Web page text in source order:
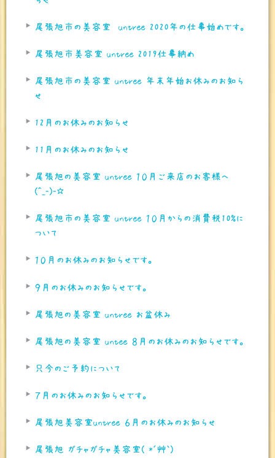
尾張旭市の美容室 untree 2020年の仕事始めです。
尾張旭市美容室 untree 2019仕事納め
尾張旭市の美容室 untree 年末年始お休みのお知ら
せ
12月のお休みのお知らせ
11月のお休みのお知らせ
尾張旭の美容室 untree １０月ご来店のお客様へ
(^_-)-☆
尾張旭市の美容室 untree １０月からの消費税10%に
ついて
１０月のお休みのお知らせです。
９月のお休みのお知らせです。
尾張旭の美容室 untree お盆休み
尾張旭の美容室 untee ８月のお休みのお知らせです。
只今のご予約について
７月のお休みのお知らせです。
尾張旭美容室untree ６月のお休みのお知らせ
尾張旭 ガチャガチャ美容室( *´艸｀)